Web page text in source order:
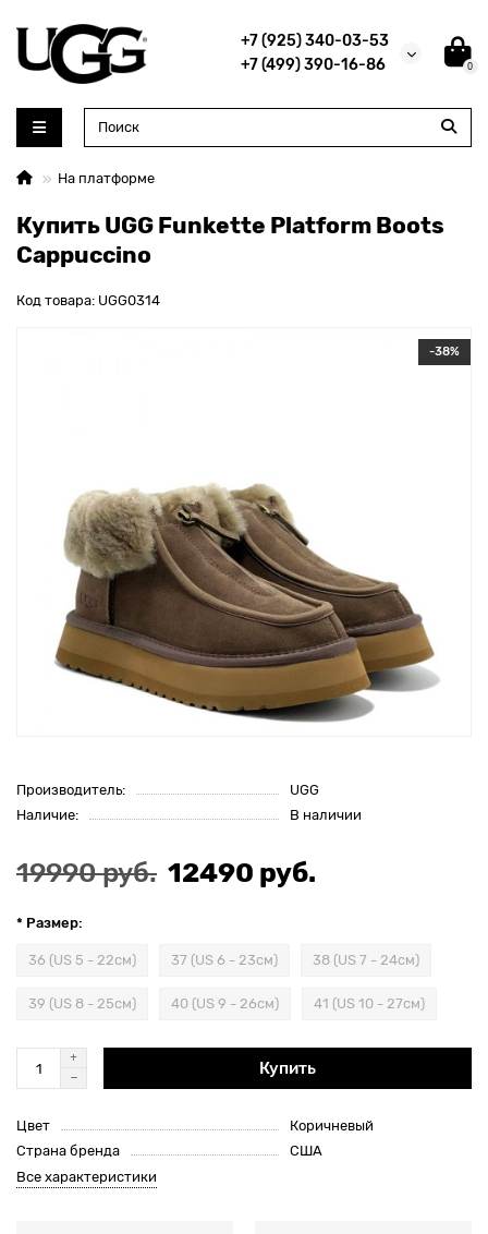
+7 (925) 340-03-53
+7 (499) 390-16-86
0
На платформе
Купить UGG Funkette Platform Boots
Cappuccino
Код товара: UGG0314
-38%
Производитель:
UGG
Наличие:
В наличии
19990 руб. 12490 руб.
* Размер:
36 (US 5 - 22см) 37 (US 6 - 23см) 38 (US 7 - 24см)
39 (US 8 - 25см) 40 (US 9 - 26см) 41 (US 10 - 27см)
Купить
Цвет
Коричневый
Страна бренда
США
Все характеристики